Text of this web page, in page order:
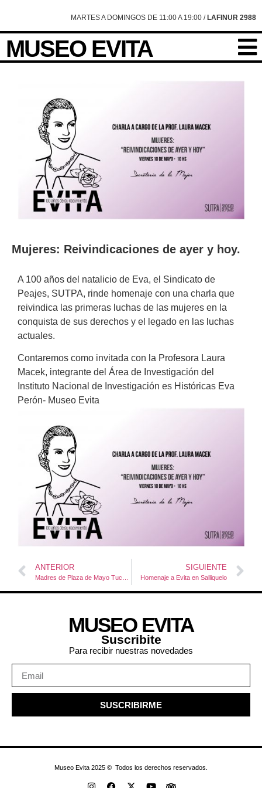
MARTES A DOMINGOS DE 11:00 A 19:00 / LAFINUR 2988
MUSEO EVITA
Mujeres: Reivindicaciones de ayer y hoy.
A 100 años del natalicio de Eva, el Sindicato de
Peajes, SUTPA, rinde homenaje con una charla que
reivindica las primeras luchas de las mujeres en la
conquista de sus derechos y el legado en las luchas
actuales.
Contaremos como invitada con la Profesora Laura
Macek, integrante del Área de Investigación del
Instituto Nacional de Investigación es Históricas Eva
Perón- Museo Evita
ANTERIOR SIGUIENTE
Homenaje a Evita en Salliquelo
MUSEO EVITA
Suscribite
Para recibir nuestras novedades
SUSCRIBIRME
Museo Evita 2025 © Todos los derechos reservados.